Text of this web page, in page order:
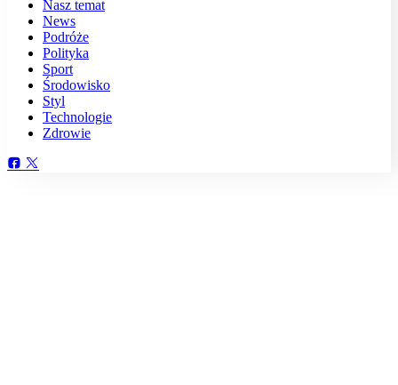
Nasz temat
News
Podróże
Polityka
Sport
Środowisko
Styl
Technologie
Zdrowie